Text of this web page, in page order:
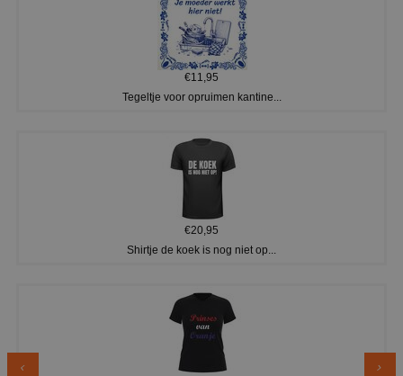
€11,95
Tegeltje voor opruimen kantine...
€20,95
Shirtje de koek is nog niet op...